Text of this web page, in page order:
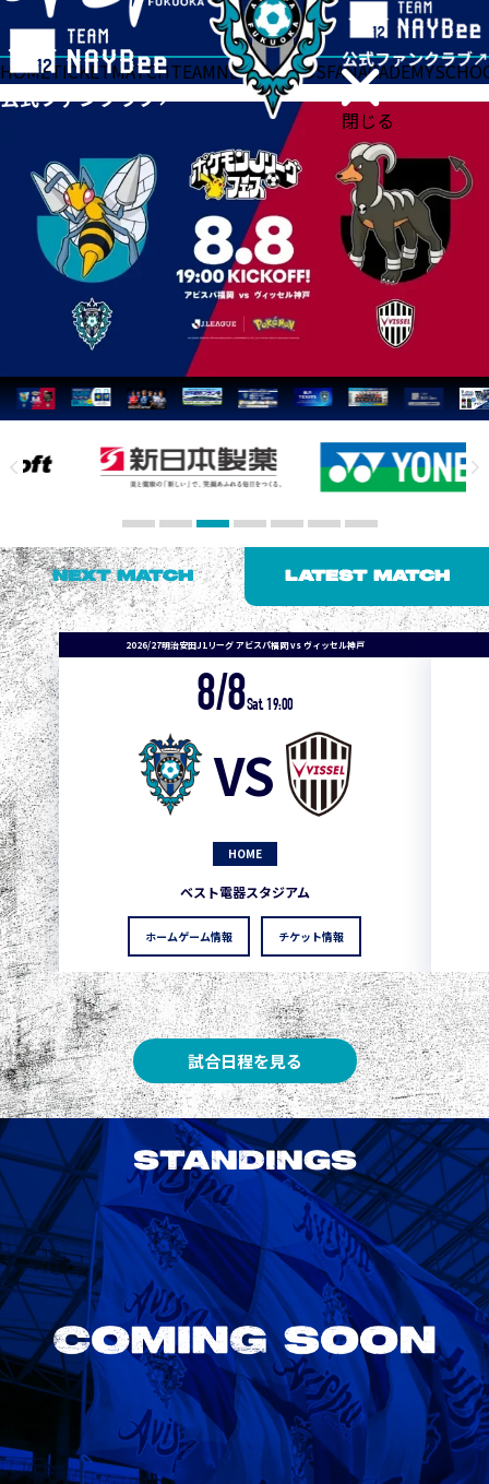
閉じる
HOMETICKETMATCHTEAMNEWSGOODSFANACADEMY
NEXT MATCH LATEST MATCH
2026/27明治安田J1リーグ アビスパ福岡 vs ヴィッセル神戸
8/8Sat. 19:00
VS
HOME
ベスト電器スタジアム
ホームゲーム情報 チケット情報
試合日程を見る
STANDINGS